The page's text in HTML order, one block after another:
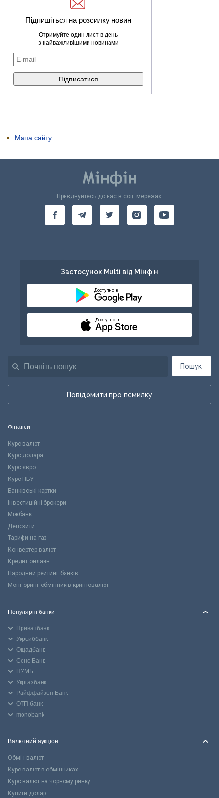
Підпишіться на розсилку новин
Отримуйте один лист в день
з найважливішими новинами
Мапа сайту
Пошук
Повідомити про помилку
Приєднуйтесь до нас в соц. мережах:
Застосунок Multi від Мінфін
Доступно в
Доступно в
Фінанси
Курс валют
Курс долара
Курс євро
Курс НБУ
Банківські картки
Інвестиційні брокери
Міжбанк
Депозити
Тарифи на газ
Конвертер валют
Кредит онлайн
Народний рейтинг банків
Моніторинг обмінників криптовалют
Популярні банки
Приватбанк
Укрсиббанк
Ощадбанк
Сенс Банк
ПУМБ
Укргазбанк
Райффайзен Банк
ОТП банк
monobank
Валютний аукціон
Обмін валют
Курс валют в обмінниках
Курс валют на чорному ринку
Купити долар